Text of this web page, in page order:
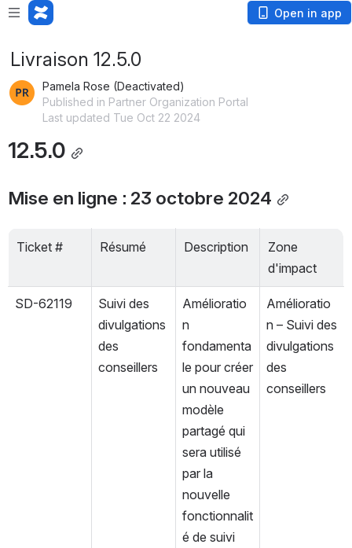
Open in app
Livraison 12.5.0
Pamela Rose (Deactivated)
Published in Partner Organization Portal
Last updated Tue Oct 22 2024
12.5.0
Mise en ligne : 23 octobre 2024
Ticket # Résumé Description
Zone
d'impact
SD-62119
Suivi des
divulgations
des
conseillers
Amélioratio
n
fondamenta
le pour créer
un nouveau
modèle
partagé qui
sera utilisé
par la
nouvelle
fonctionnalit
é de suivi
Amélioratio
n – Suivi des
divulgations
des
conseillers